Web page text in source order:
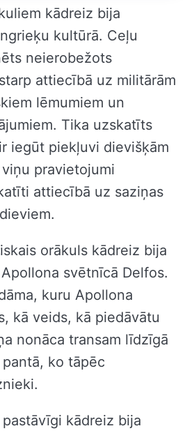
kādreiz bija
kultūrā. Ceļu
neierobežots
attiecībā uz militārām
lēmumiem un
Tika uzskatīts
iegūt piekļuvi dievišķām
pravietojumi
attiecībā uz saziņas
orākuls kādreiz bija
svētnīcā Delfos.
kuru Apollona
kā veids, kā piedāvātu
nonāca transam līdzīgā
ko tāpēc
kādreiz bija